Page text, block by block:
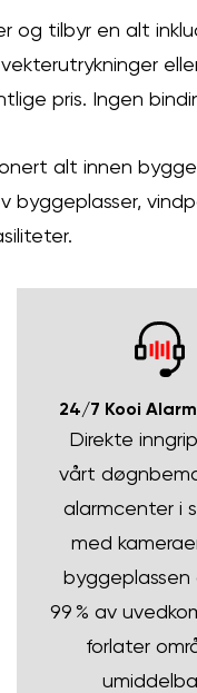
og tilbyr en alt
pris. Ingen
alt innen
byggeplasser,
24/7 Kooi
Direkte
vårt
alarmcenter i
med
99 % av
forlater